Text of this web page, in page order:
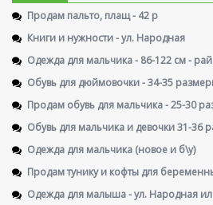
Продам пальто, плащ - 42 р
Книги и нужности - ул. Народная
Одежда для мальчика - 86-122 см -
Обувь для дюймовочки - 34-35
Продам обувь для мальчика - 25-30
Обувь для мальчика и девочки 31-36
Одежда для мальчика (новое и б\у)
Продам тунику и кофты для
Одежда для малыша - ул. Народная